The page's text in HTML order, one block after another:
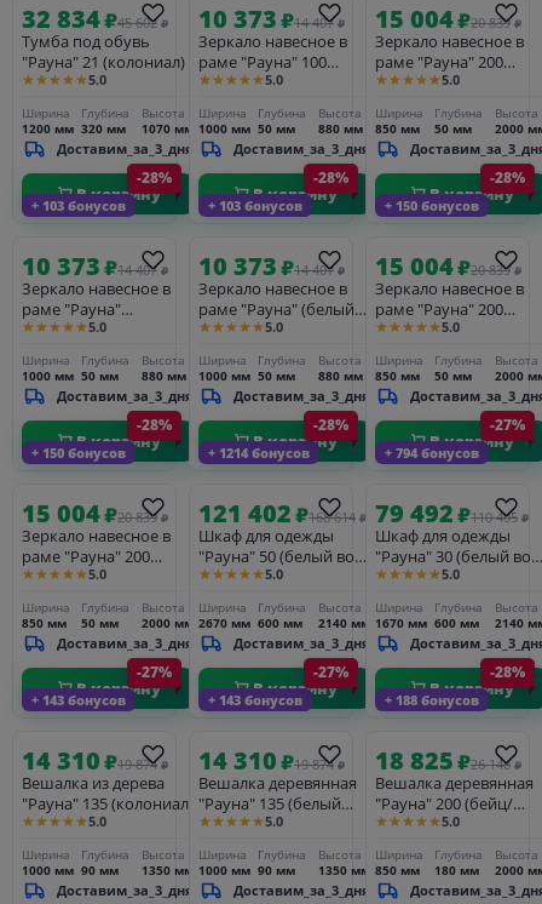
32 834₽45 602 ₽
Тумба под обувь
"Рауна" 21 (колониал)
★★★★★5.0
Ширина
1200 мм
Глубина
320 мм
Высота
1070 мм
Доставим_за_3_дня
В корзину
10 373₽14 407 ₽
Зеркало навесное в
раме "Рауна" 100
(бейц/масло)
★★★★★5.0
Ширина
1000 мм
Глубина
50 мм
Высота
880 мм
Доставим_за_3_дня
В корзину
15 004₽20 839 ₽
Зеркало навесное в
раме "Рауна" 200
(белый воск УКВ)
★★★★★5.0
Ширина
850 мм
Глубина
50 мм
Высота
2000
В корзину
+ 103 бонусов
-28%
10 373₽14 407 ₽
Зеркало навесное в
раме "Рауна"
(колониал)
★★★★★5.0
Ширина
1000 мм
Глубина
50 мм
Высота
880 мм
Доставим_за_3_дня
В корзину
+ 103 бонусов
-28%
10 373₽14 407 ₽
Зеркало навесное в
раме "Рауна" (белый
воск УКВ)
★★★★★5.0
Ширина
1000 мм
Глубина
50 мм
Высота
880 мм
Доставим_за_3_дня
В корзину
+ 150 бонусов
-28%
15 004₽20 839 ₽
Зеркало навесное в
раме "Рауна" 200
(бейц/масло)
★★★★★5.0
Ширина
850 мм
Глубина
50 мм
Высота
2000
В корзину
+ 150 бонусов
-28%
15 004₽20 839 ₽
Зеркало навесное в
раме "Рауна" 200
(колониал)
★★★★★5.0
Ширина
850 мм
Глубина
50 мм
Высота
2000 мм
Доставим_за_3_дня
В корзину
+ 1214 бонусов
-28%
121 402₽168 614 ₽
Шкаф для одежды
"Рауна" 50 (белый воск
УКВ)
★★★★★5.0
Ширина
2670 мм
Глубина
600 мм
Высота
2140 мм
Доставим_за_3_дня
В корзину
+ 794 бонусов
-27%
79 492₽110 405 ₽
Шкаф для одежды
"Рауна" 30 (белый
УКВ)
★★★★★5.0
Ширина
1670 мм
Глубина
600 мм
Высота
2140
В корзину
+ 143 бонусов
-27%
14 310₽19 874 ₽
Вешалка из дерева
"Рауна" 135 (колониал)
★★★★★5.0
Ширина
1000 мм
Глубина
90 мм
Высота
1350 мм
Доставим_за_3_дня
+ 143 бонусов
-27%
14 310₽19 874 ₽
Вешалка деревянная
"Рауна" 135 (белый
воск УКВ)
★★★★★5.0
Ширина
1000 мм
Глубина
90 мм
Высота
1350 мм
Доставим_за_3_дня
+ 188 бонусов
-28%
18 825₽26 146 ₽
Вешалка деревянная
"Рауна" 200 (бейц/
масло)
★★★★★5.0
Ширина
850 мм
Глубина
180 мм
Высота
2000